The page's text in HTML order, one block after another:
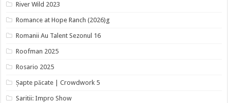
River Wild 2023
Romance at Hope Ranch (2026)g
Romanii Au Talent Sezonul 16
Roofman 2025
Rosario 2025
Șapte păcate | Crowdwork 5
Saritii: Impro Show